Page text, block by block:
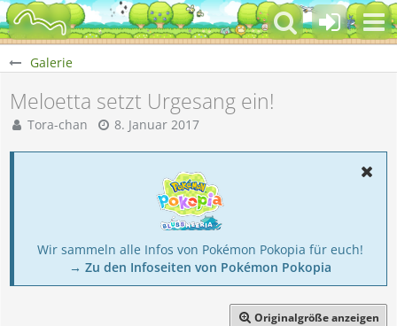
Galerie
Meloetta setzt Urgesang ein!
Tora-chan 8. Januar 2017
Wir sammeln alle Infos von Pokémon Pokopia für euch!
→ Zu den Infoseiten von Pokémon Pokopia
Originalgröße anzeigen